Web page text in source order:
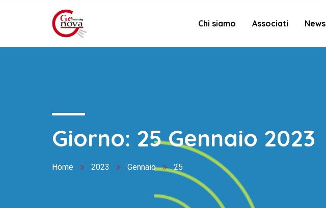
Chi siamo Associati News
Giorno: 25 Gennaio 2023
Home 2023 Gennaio 25